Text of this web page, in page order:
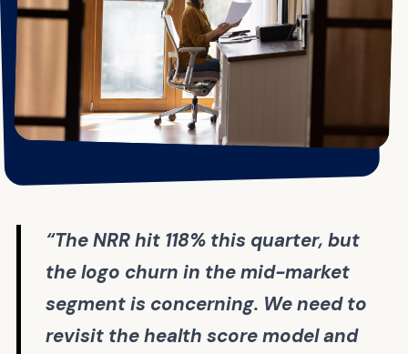
“The NRR hit 118% this quarter, but
the logo churn in the mid-market
segment is concerning. We need to
revisit the health score model and